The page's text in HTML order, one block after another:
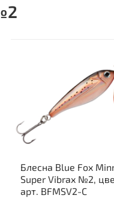
Блесна Blue Fox
Super Vibrax №2,
арт. BFMSV2-C